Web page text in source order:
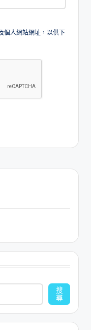
個人網站網址，以供下
搜
尋